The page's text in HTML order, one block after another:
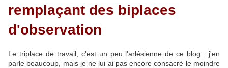
remplaçant des biplaces
d'observation
Le triplace de travail, c'est un peu l'arlésienne de ce blog : j'en
parle beaucoup, mais je ne lui ai pas encore consacré le moindre